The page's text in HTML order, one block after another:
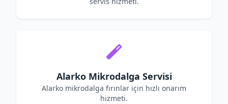
Alarko Mikrodalga Servisi
Alarko mikrodalga fırınlar için hızlı onarım
hizmeti.